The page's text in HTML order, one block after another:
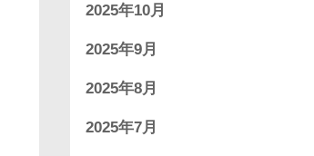
2025年10月
2025年9月
2025年8月
2025年7月